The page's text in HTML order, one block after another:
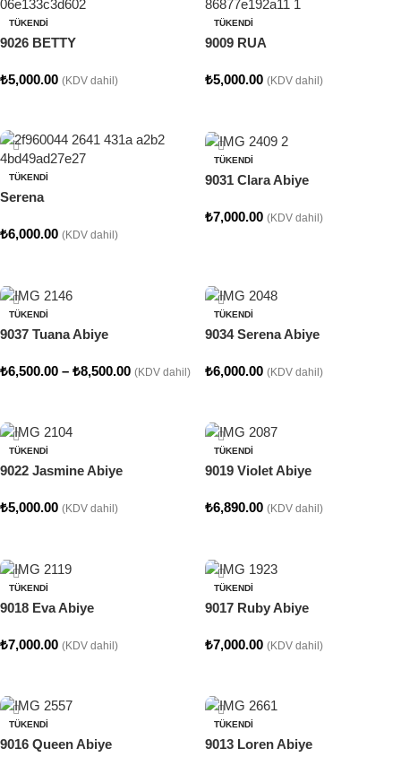
TÜKENDI
9026 BETTY
₺5,000.00 (KDV dahil)
TÜKENDI
9009 RUA
₺5,000.00 (KDV dahil)
TÜKENDI
Serena
₺6,000.00 (KDV dahil)
TÜKENDI
9031 Clara Abiye
₺7,000.00 (KDV dahil)
TÜKENDI
9037 Tuana Abiye
₺6,500.00 – ₺8,500.00 (KDV dahil)
TÜKENDI
9034 Serena Abiye
₺6,000.00 (KDV dahil)
TÜKENDI
9022 Jasmine Abiye
₺5,000.00 (KDV dahil)
TÜKENDI
9019 Violet Abiye
₺6,890.00 (KDV dahil)
TÜKENDI
9018 Eva Abiye
₺7,000.00 (KDV dahil)
TÜKENDI
9017 Ruby Abiye
₺7,000.00 (KDV dahil)
TÜKENDI
9016 Queen Abiye
TÜKENDI
9013 Loren Abiye